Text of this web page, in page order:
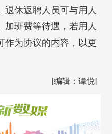
退休返聘人员可与用人
加班费等待遇，若用人
作为协议的内容，以更
[编辑：谭悦]